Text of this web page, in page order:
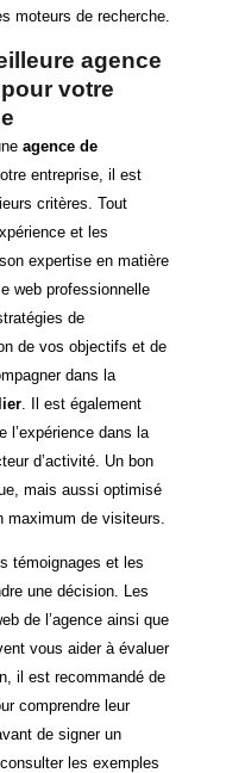
moteurs de recherche.
agence
votre
agence de
entreprise, il est
critères. Tout
et les
expertise en matière
web professionnelle
de
de vos objectifs et de
dans la
. Il est également
l’expérience dans la
d’activité. Un bon
mais aussi optimisé
maximum de visiteurs.
témoignages et les
une décision. Les
de l’agence ainsi que
vous aider à évaluer
il est recommandé de
comprendre leur
de signer un
les exemples